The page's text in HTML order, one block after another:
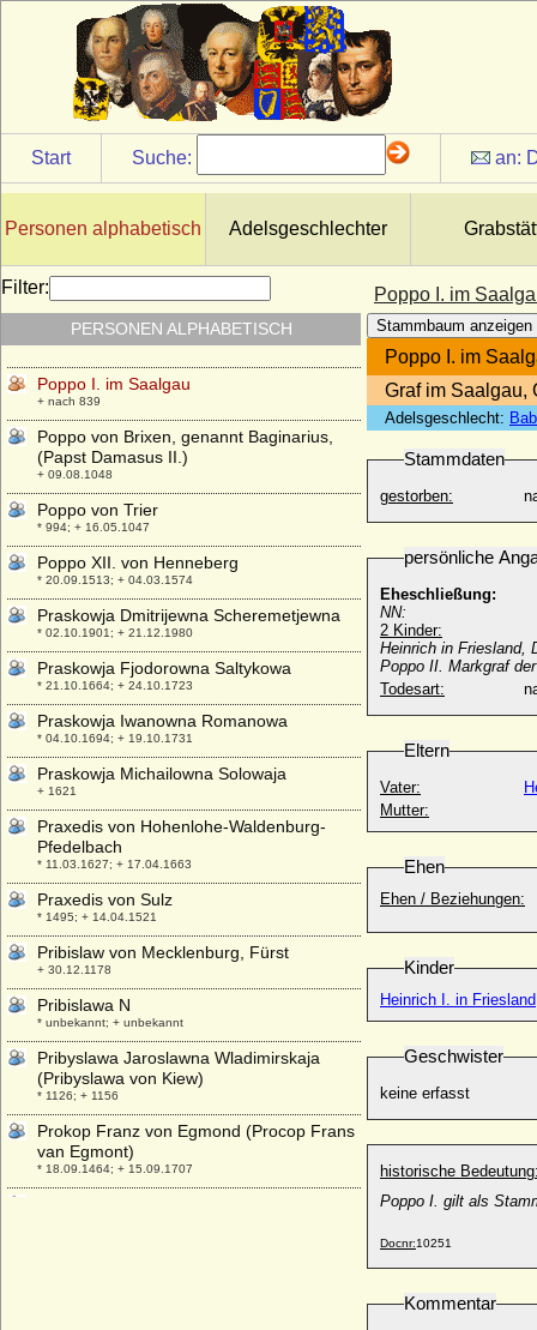
Start Suche: an:
Personen alphabetisch Adelsgeschlechter
Poppo I. im
Stammbaum anzeigen
Poppo I. im
Graf im Saalgau,
Adelsgeschlecht:
Stammdaten
gestorben:
persönliche
Eheschließung:
NN:
2 Kinder:
Heinrich in Friesland,
Poppo II. Markgraf
Todesart:
Eltern
Vater:
Mutter:
Ehen
Ehen / Beziehungen:
Kinder
Heinrich I. in
Geschwister
keine erfasst
historische
Poppo I. gilt als
Docnr:10251
Kommentar
Filter:
PERSONEN ALPHABETISCH
Polyxena von Limburg-Styrum
* 28.10.1738; + 26.02.1798
Polyxena von Pernstein
* 1566; + 24.05.1642
Polyxene Christina von Hessen-Rheinfels-
Rotenburg
und Belasi
+ 12.11.1712
Ponce de Traves (Poncette de Traves)
+ 1156
Poppa von Bayeux
* 872; + unbekannt
Poppo I. im Saalgau
+ nach 839
Poppo von Brixen, genannt Baginarius,
(Papst Damasus II.)
+ 09.08.1048
Poppo von Trier
* 994; + 16.05.1047
Poppo XII. von Henneberg
* 20.09.1513; + 04.03.1574
Praskowja Dmitrijewna Scheremetjewna
* 02.10.1901; + 21.12.1980
Praskowja Fjodorowna Saltykowa
* 21.10.1664; + 24.10.1723
Praskowja Iwanowna Romanowa
* 04.10.1694; + 19.10.1731
Praskowja Michailowna Solowaja
+ 1621
Praxedis von Hohenlohe-Waldenburg-
Pfedelbach
* 11.03.1627; + 17.04.1663
Praxedis von Sulz
* 1495; + 14.04.1521
Pribislaw von Mecklenburg, Fürst
+ 30.12.1178
Pribislawa N
* unbekannt; + unbekannt
Pribyslawa Jaroslawna Wladimirskaja
(Pribyslawa von Kiew)
* 1126; + 1156
Prokop Franz von Egmond (Procop Frans
van Egmont)
* 18.09.1464; + 15.09.1707